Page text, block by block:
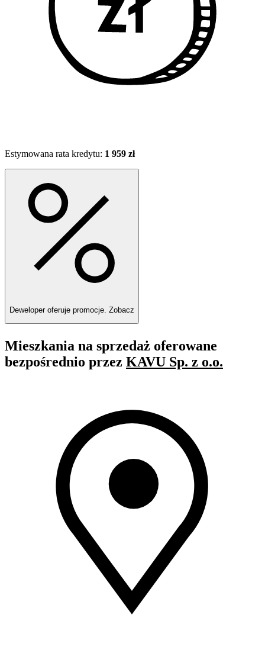
Estymowana rata kredytu: 1 959 zł
Deweloper oferuje promocje. Zobacz
Mieszkania na sprzedaż oferowane
bezpośrednio przez KAVU Sp. z o.o.